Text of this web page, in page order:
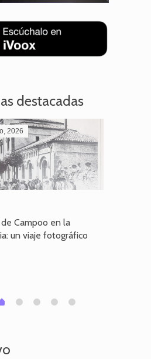
destacadas
2026
Campoo en la
un viaje fotográfico
0 1 2 3 4